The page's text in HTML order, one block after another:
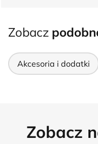
Zobacz
Akcesoria i dodatki
Zobacz